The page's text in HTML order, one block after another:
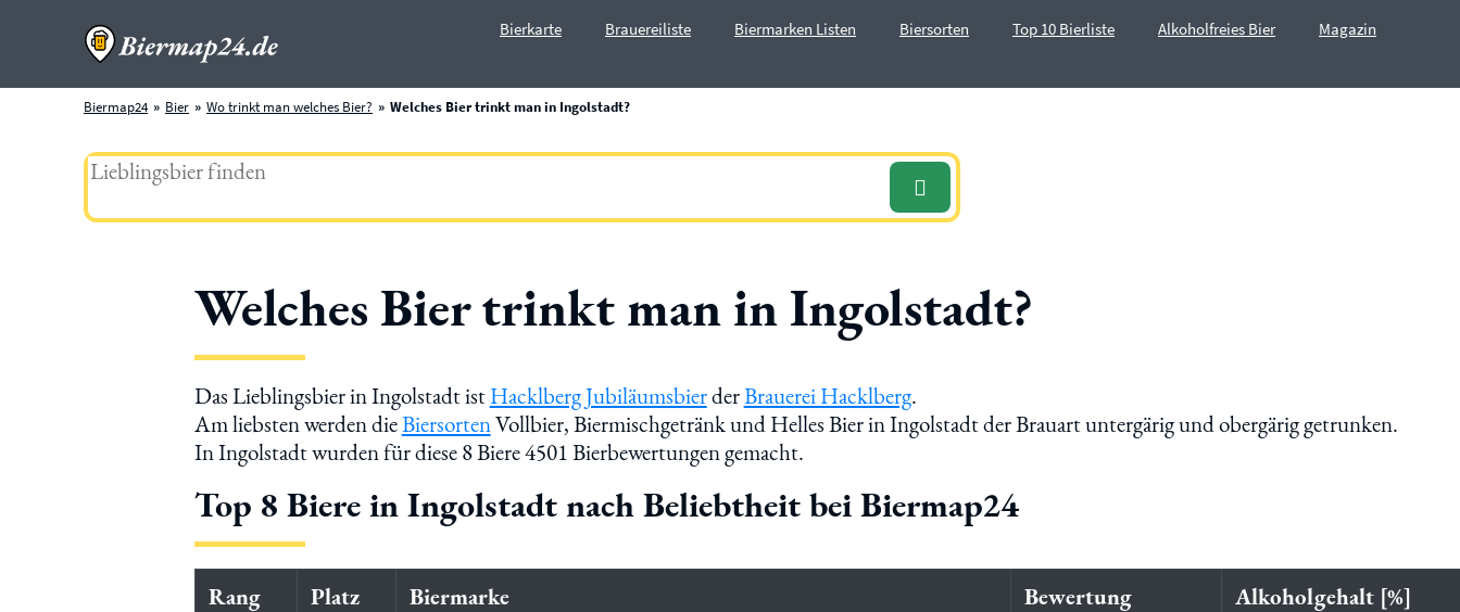
Bierkarte Brauereiliste Biermarken Listen Biersorten Top 10 Bierliste Alkoholfreies Bier Magazin
Biermap24 Bier Wo trinkt man welches Bier? Welches Bier trinkt man in Ingolstadt?
Welches Bier trinkt man in Ingolstadt?
Das Lieblingsbier in Ingolstadt istHacklberg JubiläumsbierderBrauerei Hacklberg.
Am liebsten werden dieBiersortenVollbier, Biermischgetränk und Helles Bier in Ingolstadt der Brauart untergärig und obergärig getrunken.
In Ingolstadt wurden für diese 8 Biere 4501 Bierbewertungen gemacht.
Top 8 Biere in Ingolstadt nach Beliebtheit bei Biermap24
Rang Platz Biermarke Bewertung
Alkoholgehalt [%]